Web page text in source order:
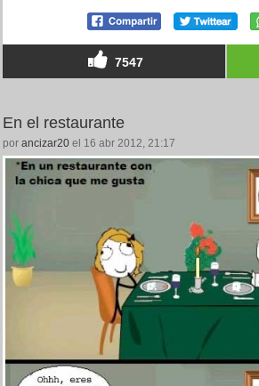
7547
En el restaurante
por ancizar20 el 16 abr 2012, 21:17